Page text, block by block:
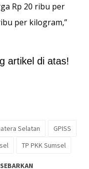
Rp 20 ribu per
per kilogram,”
artikel di atas!
Selatan
GPISS
TP PKK Sumsel
SEBARKAN